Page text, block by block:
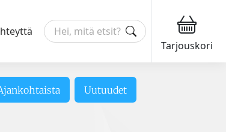
Tarjouskori
Uutuudet